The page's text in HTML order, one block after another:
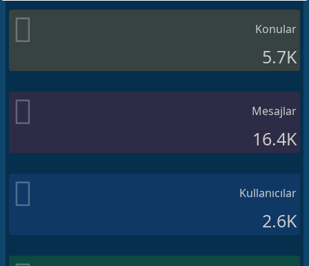
Konular
5.7K
Mesajlar
16.4K
Kullanıcılar
2.6K